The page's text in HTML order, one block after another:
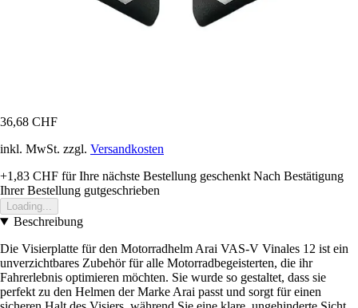
36,68 CHF
inkl. MwSt. zzgl. Versandkosten
+1,83 CHF für Ihre nächste Bestellung geschenkt Nach Bestätigung
Ihrer Bestellung gutgeschrieben
Loading...
Beschreibung
Die Visierplatte für den Motorradhelm Arai VAS-V Vinales 12 ist ein
unverzichtbares Zubehör für alle Motorradbegeisterten, die ihr
Fahrerlebnis optimieren möchten. Sie wurde so gestaltet, dass sie
perfekt zu den Helmen der Marke Arai passt und sorgt für einen